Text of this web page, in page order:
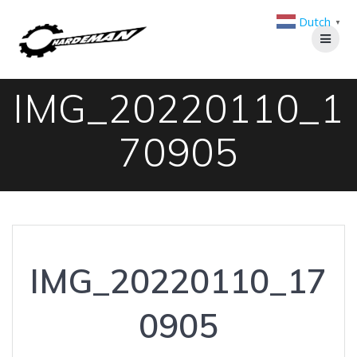
IMG_20220110_1
70905
IMG_20220110_17
0905
Dutch ▼